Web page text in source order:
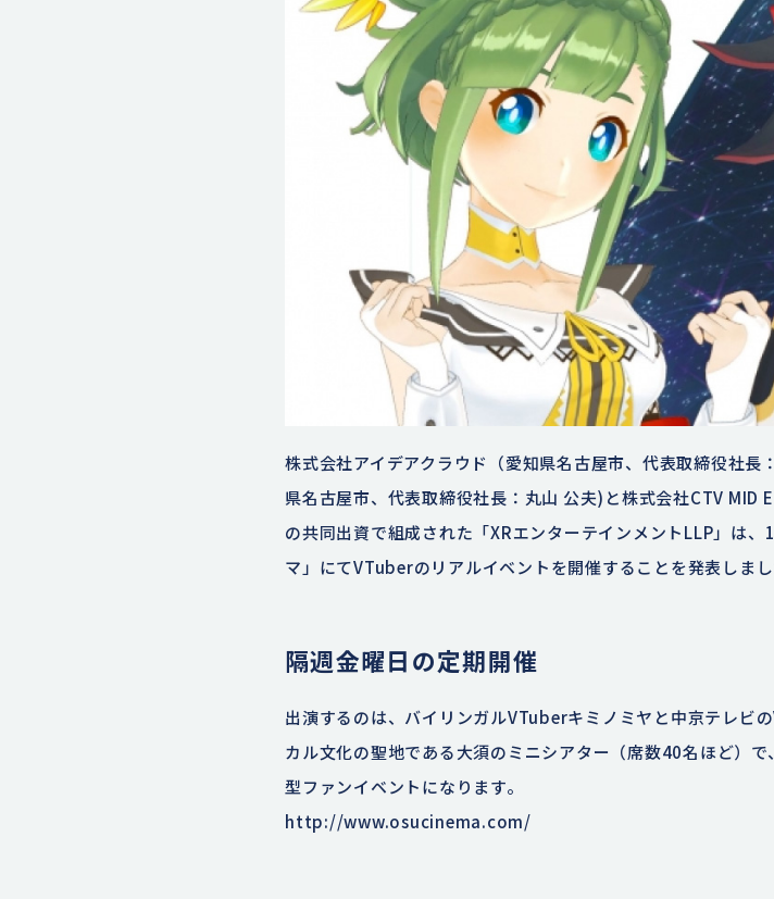
株式会社アイデアクラウド（愛知県名古屋市、代表取締役社
県名古屋市、代表取締役社長：丸山 公夫)と株式会社CTV MID
の共同出資で組成された「XRエンターテインメントLLP」は
マ」にてVTuberのリアルイベントを開催することを発表しまし
隔週金曜日の定期開催
出演するのは、バイリンガルVTuberキミノミヤと中京テレビ
カル文化の聖地である大須のミニシアター（席数40名ほど）
型ファンイベントになります。
http://www.osucinema.com/